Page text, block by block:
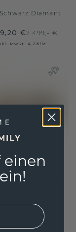
Schwarz Diamant
€2.499,- €
MwSt. & Zölle
Schwarz Diamant
einen